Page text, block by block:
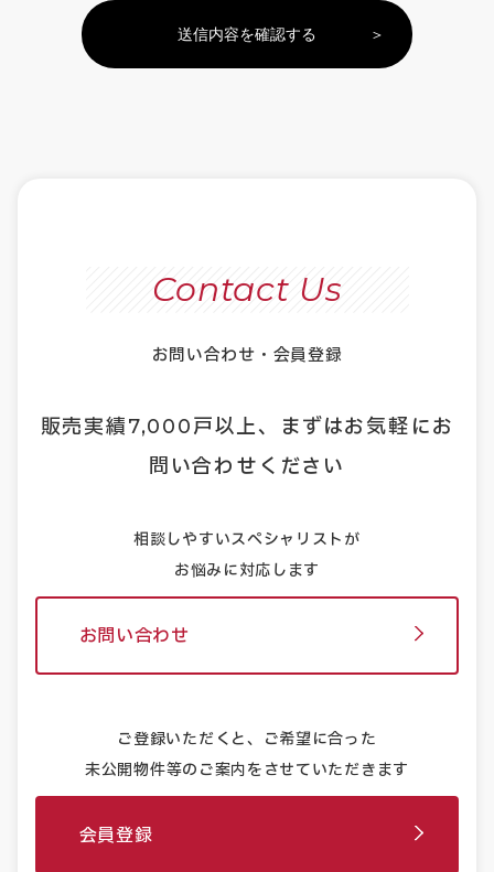
送信内容を確認する
Contact Us
お問い合わせ・会員登録
販売実績7,000戸以上、まずはお気軽にお
問い合わせください
相談しやすいスペシャリストが
お悩みに対応します
お問い合わせ
ご登録いただくと、ご希望に合った
未公開物件等のご案内をさせていただきます
会員登録